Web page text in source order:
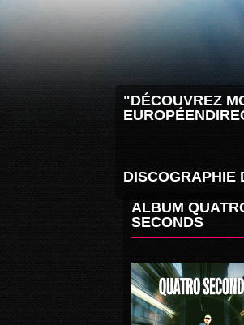
"DÉCOUVREZ
EUROPÉEN
DISCOGRAPHIE
ALBUM
SECONDS